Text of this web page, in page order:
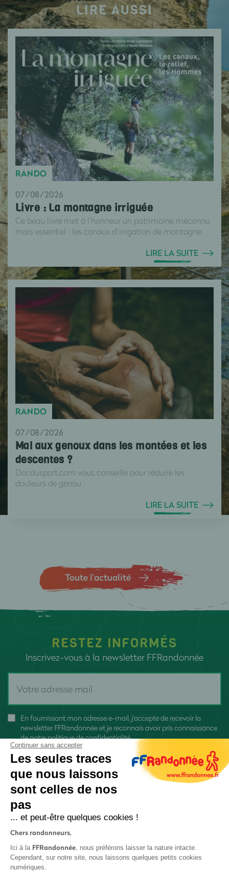
LIRE AUSSI
RANDO
07/08/2026
Livre : La montagne irriguée
Ce beau livre met à l’honneur un patrimoine méconnu
mais essentiel : les canaux d’irrigation de montagne.
LIRE LA SUITE
RANDO
07/08/2026
Mal aux genoux dans les montées et les
descentes ?
Docdusport.com vous conseille pour réduire les
douleurs de genou .
LIRE LA SUITE
Toute l’actualité
RESTEZ INFORMÉS
Inscrivez-vous à la newsletter FFRandonnée
En fournissant mon adresse e-mail, j'accepte de recevoir la
newsletter FFRandonnée et je reconnais avoir pris connaissance
denotre politique de confidentialité
Continuer sans accepter
Les seules traces
que nous laissons
sont celles de nos
pas
... et peut-être quelques cookies !
Chers randonneurs,
Ici à la FFRandonnée, nous préférons laisser la nature intacte.
Cependant, sur notre site, nous laissons quelques petits cookies
numériques.